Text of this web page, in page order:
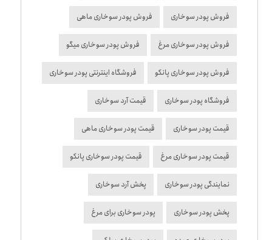
فروش پودر سوخاری فروش پودر سوخاری ماهی
فروش پودر سوخاری مرغ فروش پودر سوخاری میگو
فروش پودر سوخاری پانکو فروشگاه اینترنتی پودر سوخاری
فروشگاه پودر سوخاری قیمت آرد سوخاری
قیمت پودر سوخاری قیمت پودر سوخاری ماهی
قیمت پودر سوخاری مرغ قیمت پودر سوخاری پانکو
نمایندگی پودر سوخاری پخش آرد سوخاری
پخش پودر سوخاری پودر سوخاری برای مرغ